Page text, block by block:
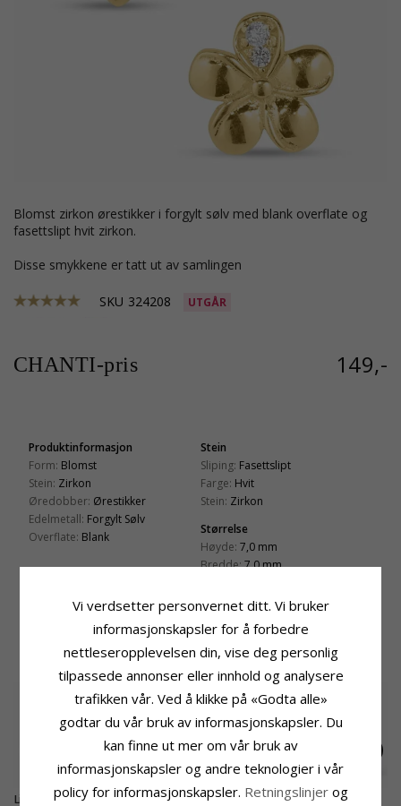
blomst zirkon ørestikker i forgylt sølv med blank overflate og
fasettslipt hvit zirkon.
Disse smykkene er tatt ut av samlingen
SKU 324208 UTGÅR
CHANTI-pris 149,-
Produktinformasjon
Form: Blomst
Stein: Zirkon
Øredobber: Ørestikker
Edelmetall: Forgylt Sølv
Overflate: Blank
Stein
Sliping: Fasettslipt
Farge: Hvit
Stein: Zirkon
Størrelse
Høyde: 7,0 mm
Bredde:7,0 mm
Leveringstid:Ca. 5-10 Hverdager
KUNDER KJØPER OGSÅ
Liten Aagaard blomst
SALE 70%
Zirkon ring i rodinert
12 mm panda creol
Vi verdsetter personvernet ditt. Vi bruker
informasjonskapsler for å forbedre
nettleseropplevelsen din, vise deg personlig
tilpassede annonser eller innhold og analysere
trafikken vår. Ved å klikke på «Godta alle»
godtar du vår bruk av informasjonskapsler. Du
kan finne ut mer om vår bruk av
informasjonskapsler og andre teknologier i vår
policy for informasjonskapsler. Retningslinjer og